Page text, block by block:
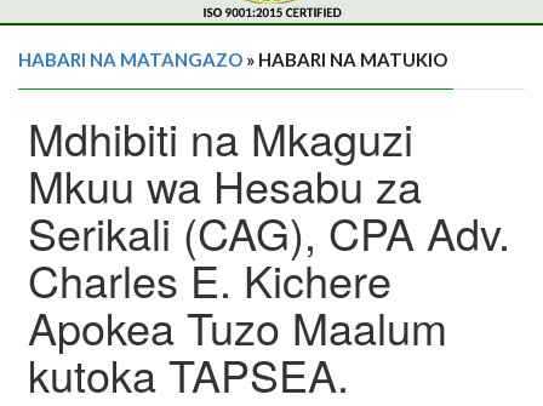
HABARI NA MATANGAZO » HABARI NA MATUKIO
Mdhibiti na Mkaguzi
Mkuu wa Hesabu za
Serikali (CAG), CPA Adv.
Charles E. Kichere
Apokea Tuzo Maalum
kutoka TAPSEA.